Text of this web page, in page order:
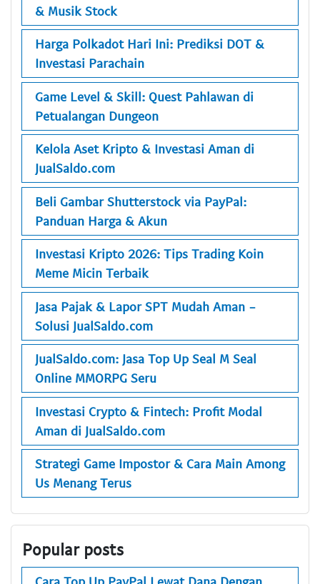
& Musik Stock
Harga Polkadot Hari Ini: Prediksi DOT &
Investasi Parachain
Game Level & Skill: Quest Pahlawan di
Petualangan Dungeon
Kelola Aset Kripto & Investasi Aman di
JualSaldo.com
Beli Gambar Shutterstock via PayPal:
Panduan Harga & Akun
Investasi Kripto 2026: Tips Trading Koin
Meme Micin Terbaik
Jasa Pajak & Lapor SPT Mudah Aman -
Solusi JualSaldo.com
JualSaldo.com: Jasa Top Up Seal M Seal
Online MMORPG Seru
Investasi Crypto & Fintech: Profit Modal
Aman di JualSaldo.com
Strategi Game Impostor & Cara Main Among
Us Menang Terus
Popular posts